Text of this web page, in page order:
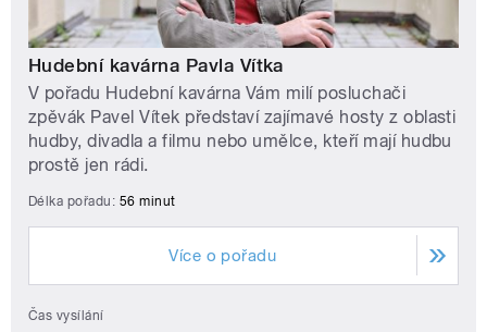
Hudební kavárna Pavla Vítka
V pořadu Hudební kavárna Vám milí posluchači
zpěvák Pavel Vítek představí zajímavé hosty z oblasti
hudby, divadla a filmu nebo umělce, kteří mají hudbu
prostě jen rádi.
Délka pořadu: 56 minut
Více o pořadu
Čas vysílání